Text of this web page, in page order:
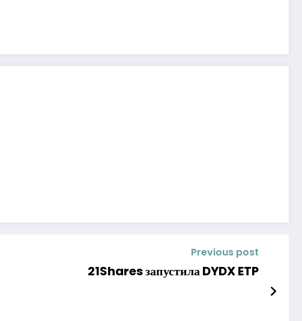
Previous post
21Shares запустила DYDX ETP